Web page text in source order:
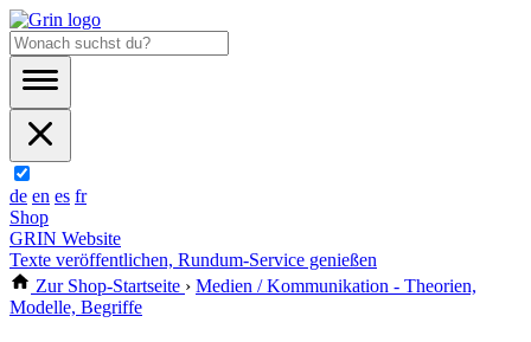
de en es fr
Shop
GRIN Website
Texte veröffentlichen, Rundum-Service genießen
Zur Shop-Startseite › Medien / Kommunikation - Theorien,
Modelle, Begriffe